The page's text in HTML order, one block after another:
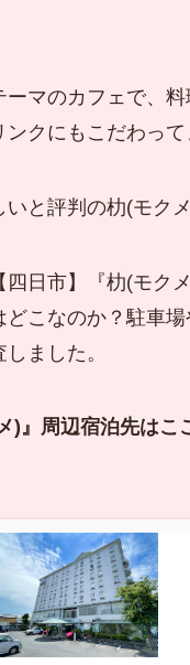
ーマのカフェで、
クにもこだわって
いと評判の朸(モク
四日市】『朸(モク
こなのか？駐車場
ました。
)』周辺宿泊先はこ